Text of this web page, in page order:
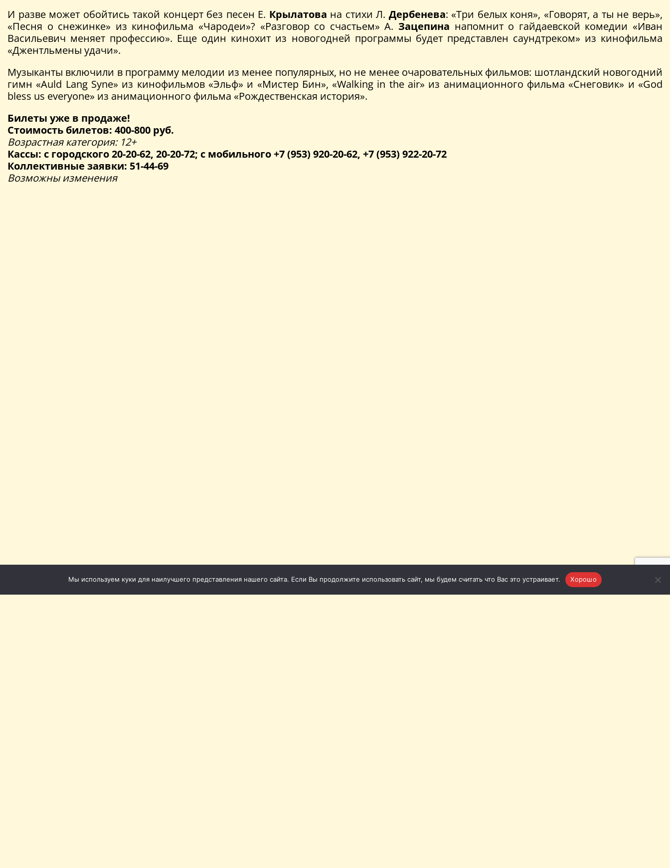
И разве может обойтись такой концерт без песен Е. Крылатова на стихи Л. Дербенева: «Три белых коня», «Говорят, а ты не верь»,
«Песня о снежинке» из кинофильма «Чародеи»? «Разговор со счастьем» А. Зацепина напомнит о гайдаевской комедии «Иван
Васильевич меняет профессию». Еще один кинохит из новогодней программы будет представлен саундтреком» из кинофильма
«Джентльмены удачи».
Музыканты включили в программу мелодии из менее популярных, но не менее очаровательных фильмов: шотландский новогодний
гимн «Auld Lang Syne» из кинофильмов «Эльф» и «Мистер Бин», «Walking in the air» из анимационного фильма «Снеговик» и «God
bless us everyone» из анимационного фильма «Рождественская история».
Билеты уже в продаже!
Стоимость билетов: 400-800 руб.
Возрастная категория: 12+
Кассы: с городского 20-20-62, 20-20-72; с мобильного +7 (953) 920-20-62, +7 (953) 922-20-72
Коллективные заявки: 51-44-69
Возможны изменения
Мы используем куки для наилучшего представления нашего сайта. Если Вы продолжите использовать сайт, мы будем считать что Вас это устраивает. Хорошо